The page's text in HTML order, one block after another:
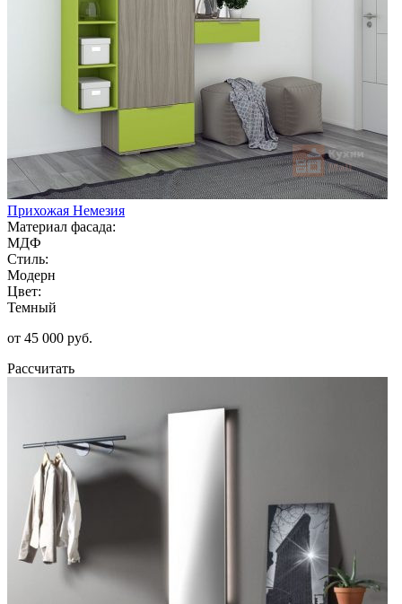
Прихожая Немезия
Материал фасада:
МДФ
Стиль:
Модерн
Цвет:
Темный
от 45 000 руб.
Рассчитать